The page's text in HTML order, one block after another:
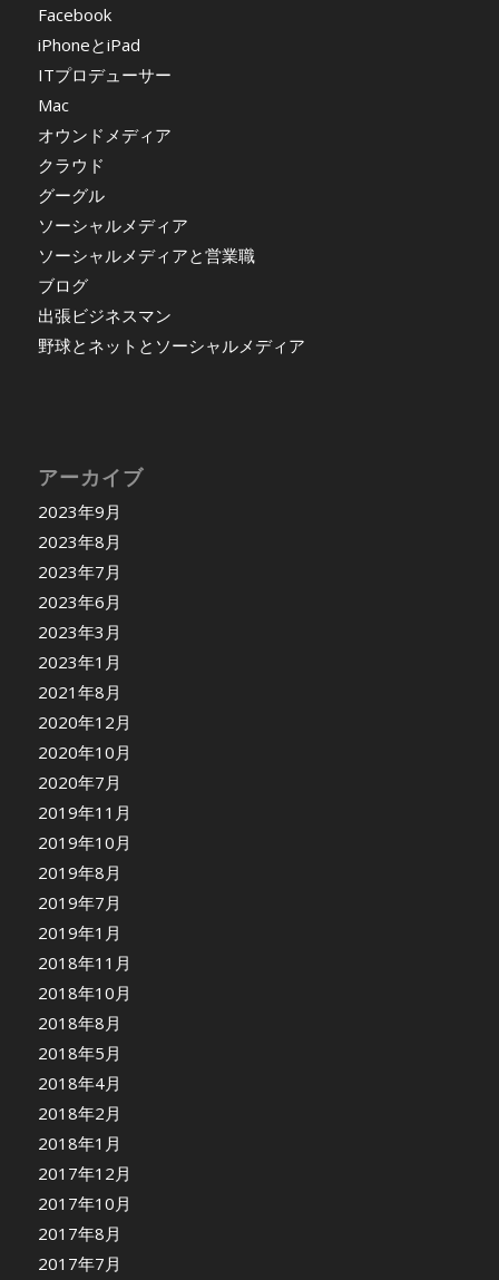
Facebook
iPhoneとiPad
ITプロデューサー
Mac
オウンドメディア
クラウド
グーグル
ソーシャルメディア
ソーシャルメディアと営業職
ブログ
出張ビジネスマン
野球とネットとソーシャルメディア
アーカイブ
2023年9月
2023年8月
2023年7月
2023年6月
2023年3月
2023年1月
2021年8月
2020年12月
2020年10月
2020年7月
2019年11月
2019年10月
2019年8月
2019年7月
2019年1月
2018年11月
2018年10月
2018年8月
2018年5月
2018年4月
2018年2月
2018年1月
2017年12月
2017年10月
2017年8月
2017年7月